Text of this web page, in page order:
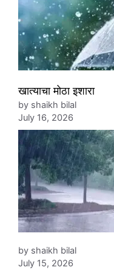
खात्याचा मोठा इशारा
by shaikh bilal
July 16, 2026
by shaikh bilal
July 15, 2026